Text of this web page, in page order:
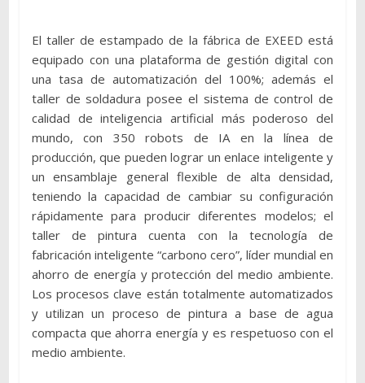
El taller de estampado de la fábrica de EXEED está
equipado con una plataforma de gestión digital con
una tasa de automatización del 100%; además el
taller de soldadura posee el sistema de control de
calidad de inteligencia artificial más poderoso del
mundo, con 350 robots de IA en la línea de
producción, que pueden lograr un enlace inteligente y
un ensamblaje general flexible de alta densidad,
teniendo la capacidad de cambiar su configuración
rápidamente para producir diferentes modelos; el
taller de pintura cuenta con la tecnología de
fabricación inteligente “carbono cero”, líder mundial en
ahorro de energía y protección del medio ambiente.
Los procesos clave están totalmente automatizados
y utilizan un proceso de pintura a base de agua
compacta que ahorra energía y es respetuoso con el
medio ambiente.